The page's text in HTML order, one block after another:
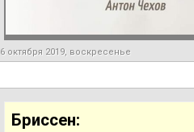
6 октября 2019, воскресенье
Бриссен: